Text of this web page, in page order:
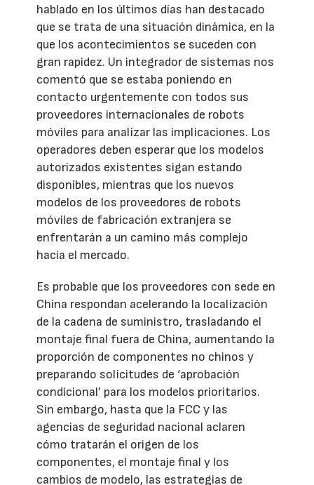
hablado en los últimos días han destacado
que se trata de una situación dinámica, en la
que los acontecimientos se suceden con
gran rapidez. Un integrador de sistemas nos
comentó que se estaba poniendo en
contacto urgentemente con todos sus
proveedores internacionales de robots
móviles para analizar las implicaciones. Los
operadores deben esperar que los modelos
autorizados existentes sigan estando
disponibles, mientras que los nuevos
modelos de los proveedores de robots
móviles de fabricación extranjera se
enfrentarán a un camino más complejo
hacia el mercado.
Es probable que los proveedores con sede en
China respondan acelerando la localización
de la cadena de suministro, trasladando el
montaje final fuera de China, aumentando la
proporción de componentes no chinos y
preparando solicitudes de ‘aprobación
condicional’ para los modelos prioritarios.
Sin embargo, hasta que la FCC y las
agencias de seguridad nacional aclaren
cómo tratarán el origen de los
componentes, el montaje final y los
cambios de modelo, las estrategias de